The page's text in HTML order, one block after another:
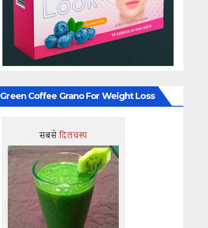
Green Coffee Grano For Weight Loss